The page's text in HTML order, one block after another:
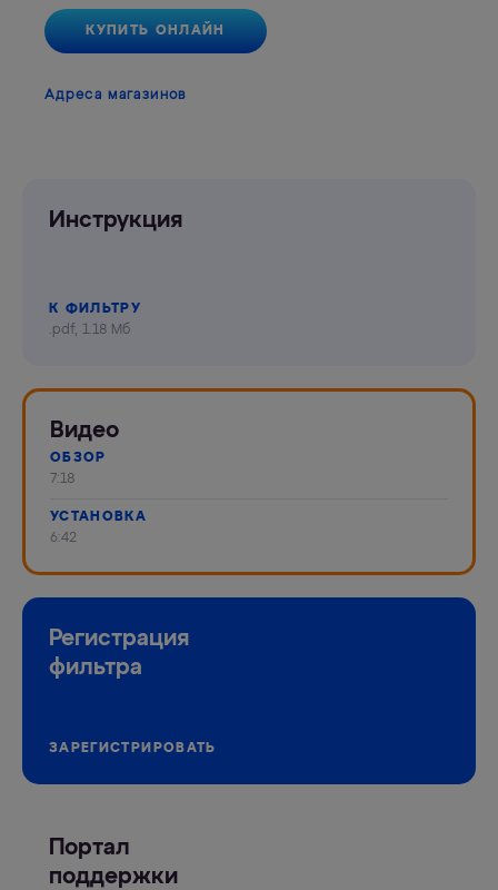
КУПИТЬ ОНЛАЙН
Адреса магазинов
Инструкция
К ФИЛЬТРУ
.pdf, 1.18 Мб
Видео
ОБЗОР
7:18
УСТАНОВКА
6:42
Регистрация
фильтра
ЗАРЕГИСТРИРОВАТЬ
Портал
поддержки